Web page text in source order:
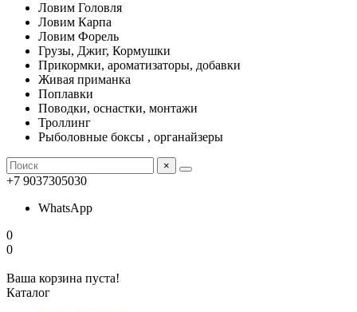
Ловим Головля
Ловим Карпа
Ловим Форель
Грузы, Джиг, Кормушки
Прикормки, ароматизаторы, добавки
Живая приманка
Поплавки
Поводки, оснастки, монтажи
Троллинг
Рыболовные боксы , органайзеры
×
+7 9037305030
WhatsApp
0
0
Ваша корзина пуста!
Каталог